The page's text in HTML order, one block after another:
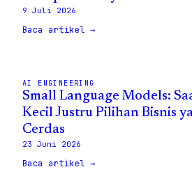
9 Juli 2026
Baca artikel →
AI ENGINEERING
Small Language Models:
Kecil Justru Pilihan Bisnis
Cerdas
23 Juni 2026
Baca artikel →